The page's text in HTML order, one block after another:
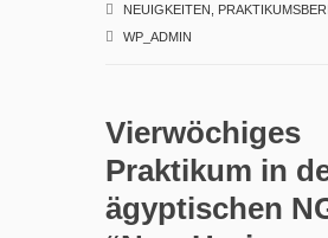
NEUIGKEITEN
WP_ADMIN
Vierwöchiges
Praktikum in
ägyptischen